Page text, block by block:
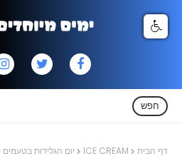
חפש
דף הבית ICE CREAM יום הגלידות בטעמים